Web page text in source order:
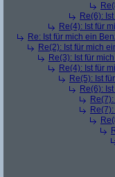
Re(6):
Re(4): Ist für
Re: Ist für mich ein
Re(2): Ist für mich
Re(3): Ist für
Re(4): Ist für
Re(5): Ist
Re(6):